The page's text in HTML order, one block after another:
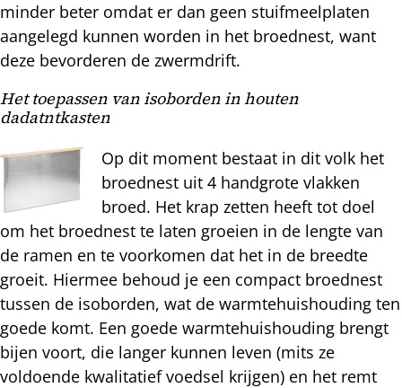
minder beter omdat er dan geen stuifmeelplaten
aangelegd kunnen worden in het broednest, want
deze bevorderen de zwermdrift.
Het toepassen van isoborden in houten
dadatntkasten
Op dit moment bestaat in dit volk het
broednest uit 4 handgrote vlakken
broed. Het krap zetten heeft tot doel
om het broednest te laten groeien in de lengte van
de ramen en te voorkomen dat het in de breedte
groeit. Hiermee behoud je een compact broednest
tussen de isoborden, wat de warmtehuishouding ten
goede komt. Een goede warmtehuishouding brengt
bijen voort, die langer kunnen leven (mits ze
voldoende kwalitatief voedsel krijgen) en het remt